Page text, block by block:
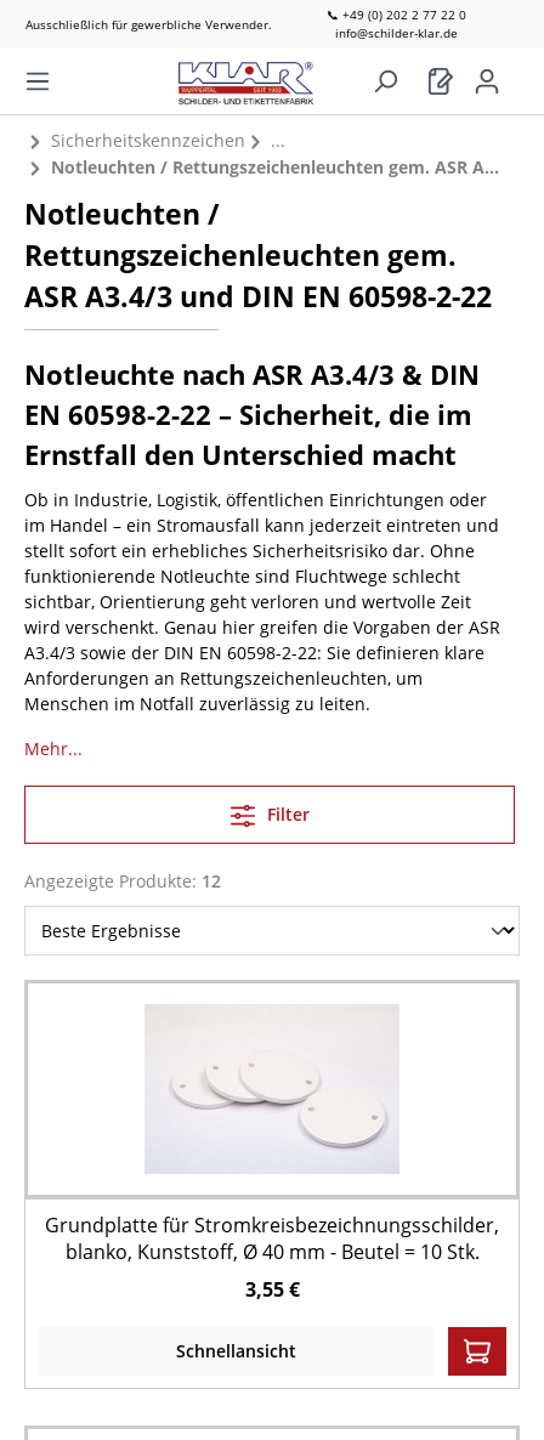
Ausschließlich für gewerbliche Verwender.
📞 +49 (0) 202 2 77 22 0
info@schilder-klar.de
Sicherheitskennzeichen
Notleuchten / Rettungszeichenleuchten gem. ASR A3.4/3 und DIN EN 60598-2-22
Notleuchten /
Rettungszeichenleuchten gem.
ASR A3.4/3 und DIN EN 60598-2-22
Notleuchte nach ASR A3.4/3 & DIN
EN 60598-2-22 – Sicherheit, die im
Ernstfall den Unterschied macht
Ob in Industrie, Logistik, öffentlichen Einrichtungen oder
im Handel – ein Stromausfall kann jederzeit eintreten und
stellt sofort ein erhebliches Sicherheitsrisiko dar. Ohne
funktionierende Notleuchte sind Fluchtwege schlecht
sichtbar, Orientierung geht verloren und wertvolle Zeit
wird verschenkt. Genau hier greifen die Vorgaben der ASR
A3.4/3 sowie der DIN EN 60598-2-22: Sie definieren klare
Anforderungen an Rettungszeichenleuchten, um
Menschen im Notfall zuverlässig zu leiten.
Mehr...
Filter
Angezeigte Produkte: 12
Grundplatte für Stromkreisbezeichnungsschilder,
blanko, Kunststoff, Ø 40 mm - Beutel = 10 Stk.
3,55 €
Schnellansicht